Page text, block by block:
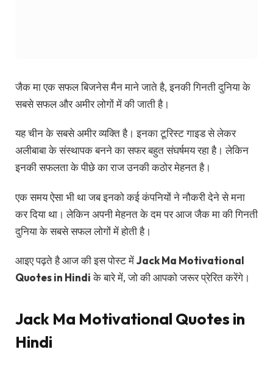
जैक मा एक सफल बिजनेस मैन माने जाते है, इनकी गिनती दुनिया के
सबसे सफल और अमीर लोगों में की जाती है।
यह चीन के सबसे अमीर व्यक्ति है। इनका टूरिस्ट गाइड से लेकर
अलीबाबा के संस्थापक बनने का सफर बहुत संघर्षमय रहा है। लेकिन
इनकी सफलता के पीछे का राज उनकी कठोर मेहनत है।
एक समय ऐसा भी था जब इनको कई कंपनियों ने नौकरी देने से मना
कर दिया था। लेकिन अपनी मेहनत के दम पर आज जैक मा की गिनती
दुनिया के सबसे सफल लोगों में होती है।
आइए पढ़ते है आज की इस पोस्ट मेंJack Ma Motivational
Quotes in Hindiके बारे में, जो की आपको जरूर प्रेरित करेंगे।
Jack Ma Motivational Quotes in
Hindi